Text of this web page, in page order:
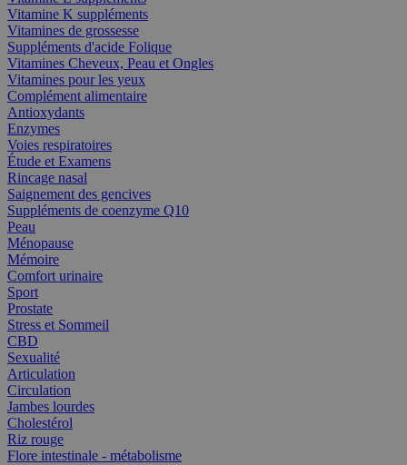
Vitamine K suppléments
Vitamines de grossesse
Suppléments d'acide Folique
Vitamines Cheveux, Peau et Ongles
Vitamines pour les yeux
Complément alimentaire
Antioxydants
Enzymes
Voies respiratoires
Étude et Examens
Rincage nasal
Saignement des gencives
Suppléments de coenzyme Q10
Peau
Ménopause
Mémoire
Comfort urinaire
Sport
Prostate
Stress et Sommeil
CBD
Sexualité
Articulation
Circulation
Jambes lourdes
Cholestérol
Riz rouge
Flore intestinale - métabolisme